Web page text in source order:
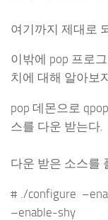
여기까지 제대로
이밖에 pop 프로
치에 대해 알아보
pop 데몬으로
스를 다운 받는다.
다운 받은 소스를
# ./configure
–enable-shy